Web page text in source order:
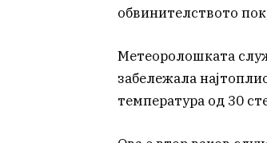
обвинителството
Метеоролошката
забележала
температура од 30